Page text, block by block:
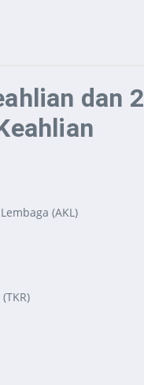
dan 2
(AKL)